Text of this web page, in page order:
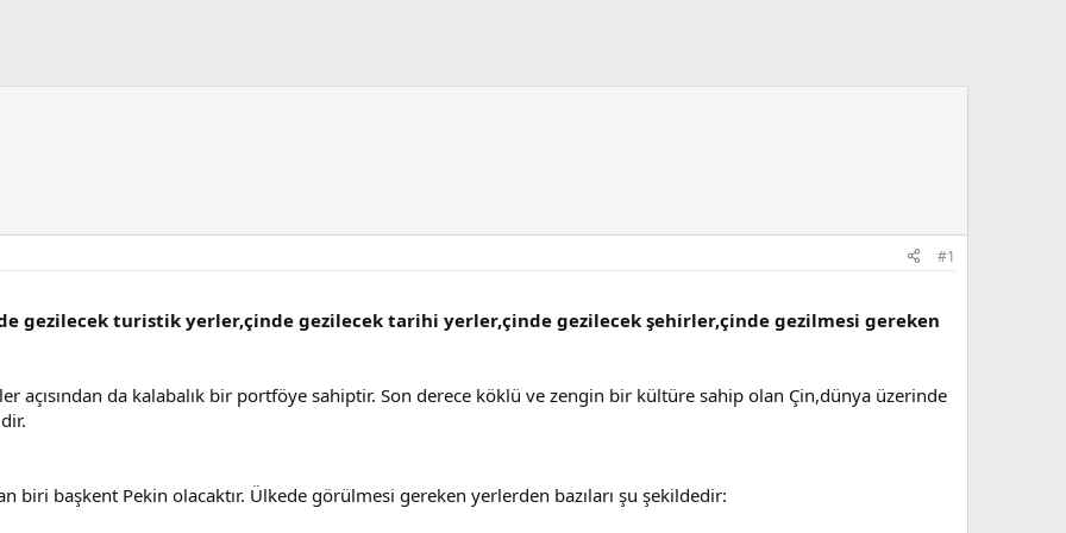
#1
gezilecek turistik yerler,çinde gezilecek tarihi yerler,çinde gezilecek şehirler,çinde gezilmesi gereken
açısından da kalabalık bir portföye sahiptir. Son derece köklü ve zengin bir kültüre sahip olan Çin,dünya üzerinde
biri başkent Pekin olacaktır. Ülkede görülmesi gereken yerlerden bazıları şu şekildedir: